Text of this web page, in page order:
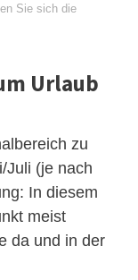
Sie sich die
Urlaub
zu
Juli (je nach
In diesem
meist
da und in der